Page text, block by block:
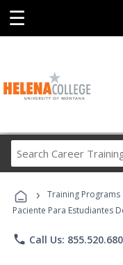
☰
› Training Programs
Paciente Para Estudiantes
phone Call Us: